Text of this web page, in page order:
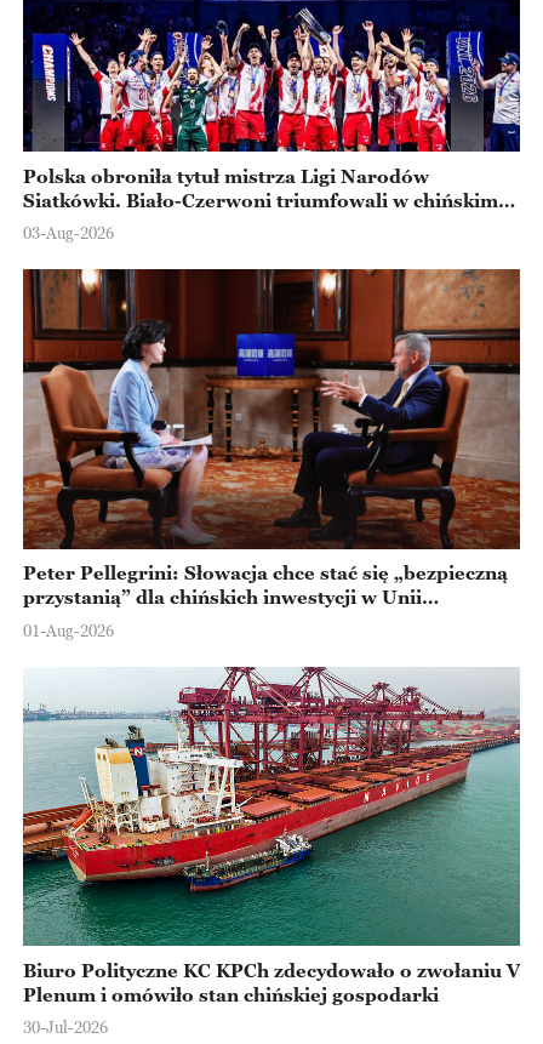
Polska obroniła tytuł mistrza Ligi Narodów
Siatkówki. Biało-Czerwoni triumfowali w chińskim
Ningbo
03-Aug-2026
Peter Pellegrini: Słowacja chce stać się „bezpieczną
przystanią” dla chińskich inwestycji w Unii
Europejskiej
01-Aug-2026
Biuro Polityczne KC KPCh zdecydowało o zwołaniu V
Plenum i omówiło stan chińskiej gospodarki
30-Jul-2026